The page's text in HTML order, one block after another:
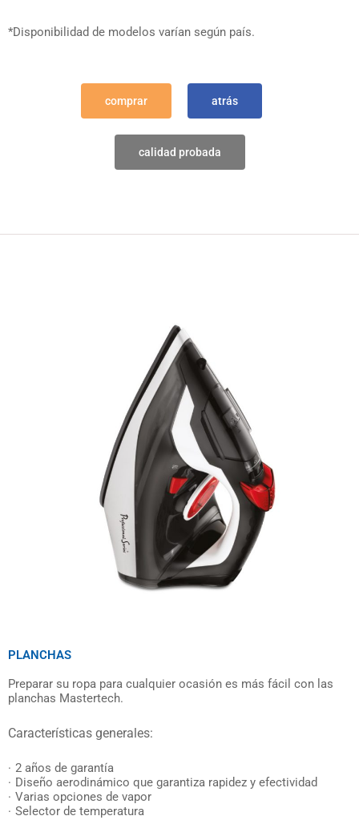
*Disponibilidad de modelos varían según país.
comprar atrás
calidad probada
PLANCHAS
Preparar su ropa para cualquier ocasión es más fácil con las
planchas Mastertech.
Características generales:
2 años de garantía
Diseño aerodinámico que garantiza rapidez y efectividad
Varias opciones de vapor
Selector de temperatura